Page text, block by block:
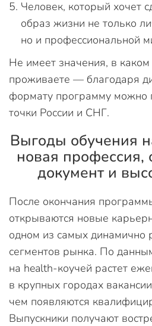
Человек, который хочет
образ жизни не только
но и профессиональной
Не имеет значения, в
проживаете — благодаря
формату программу можно
точки России и СНГ.
Выгоды обучения
новая
документ и
После окончания
открываются новые
одном из самых динамично
сегментов рынка. По
на health-коучей растет
в крупных городах
чем появляются
Выпускники получают